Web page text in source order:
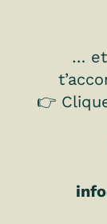
…
👉